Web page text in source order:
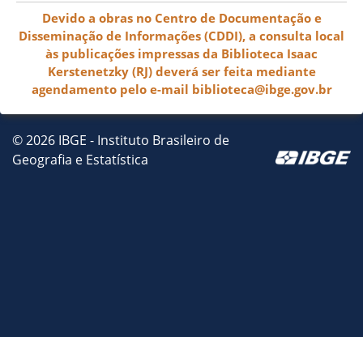
Devido a obras no Centro de Documentação e
Disseminação de Informações (CDDI), a consulta local
às publicações impressas da Biblioteca Isaac
Kerstenetzky (RJ) deverá ser feita mediante
agendamento pelo e-mail biblioteca@ibge.gov.br
© 2026 IBGE - Instituto Brasileiro de
Geografia e Estatística